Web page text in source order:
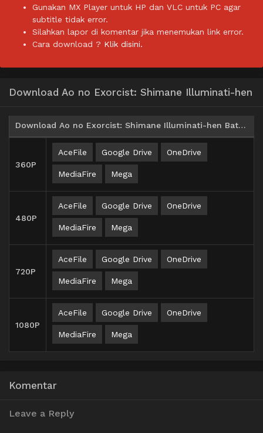
Gunakan MX Player untuk HP dan VLC untuk PC agar
subtitle tidak error.
Silahkan lapor di komentar jika menemukan link error.
Cara download ? Klik disini.
Download Ao no Exorcist: Shimane Illuminati-hen
Download Ao no Exorcist: Shimane Illuminati-hen Batch Subtitle Indonesia
360P
AceFile Google Drive OneDrive
MediaFire Mega
480P
AceFile Google Drive OneDrive
MediaFire Mega
720P
AceFile Google Drive OneDrive
MediaFire Mega
1080P
AceFile Google Drive OneDrive
MediaFire Mega
Komentar
Leave a Reply